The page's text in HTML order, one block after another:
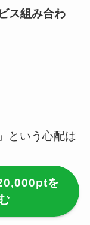
ス組み合わ
という心配は
を